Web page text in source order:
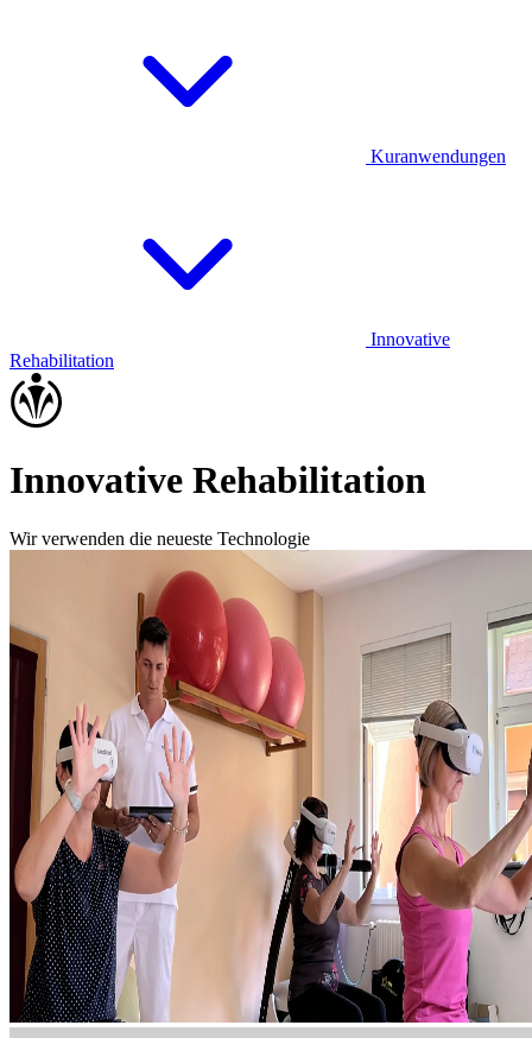
Kuranwendungen
Innovative
Rehabilitation
Innovative Rehabilitation
Wir verwenden die neueste Technologie